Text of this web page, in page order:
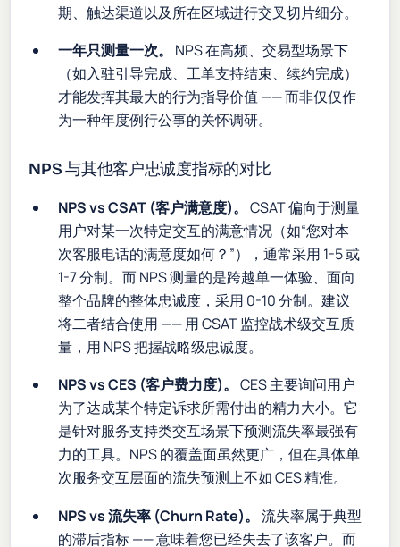
期、触达渠道以及所在区域进行交叉切片细分。
一年只测量一次。
NPS 在高频、交易型场景下
（如入驻引导完成、工单支持结束、续约完成）
才能发挥其最大的行为指导价值 —— 而非仅仅作
为一种年度例行公事的关怀调研。
NPS 与其他客户忠诚度指标的对比
NPS vs CSAT (客户满意度)。 CSAT 偏向于测量
用户对某一次特定交互的满意情况（如“您对本
次客服电话的满意度如何？”），通常采用 1-5 或
1-7 分制。而 NPS 测量的是跨越单一体验、面向
整个品牌的整体忠诚度，采用 0-10 分制。建议
将二者结合使用 —— 用 CSAT 监控战术级交互质
量，用 NPS 把握战略级忠诚度。
NPS vs CES (客户费力度)。 CES 主要询问用户
为了达成某个特定诉求所需付出的精力大小。它
是针对服务支持类交互场景下预测流失率最强有
力的工具。NPS 的覆盖面虽然更广，但在具体单
次服务交互层面的流失预测上不如 CES 精准。
NPS vs 流失率 (Churn Rate)。 流失率属于典型
的滞后指标 —— 意味着您已经失去了该客户。而